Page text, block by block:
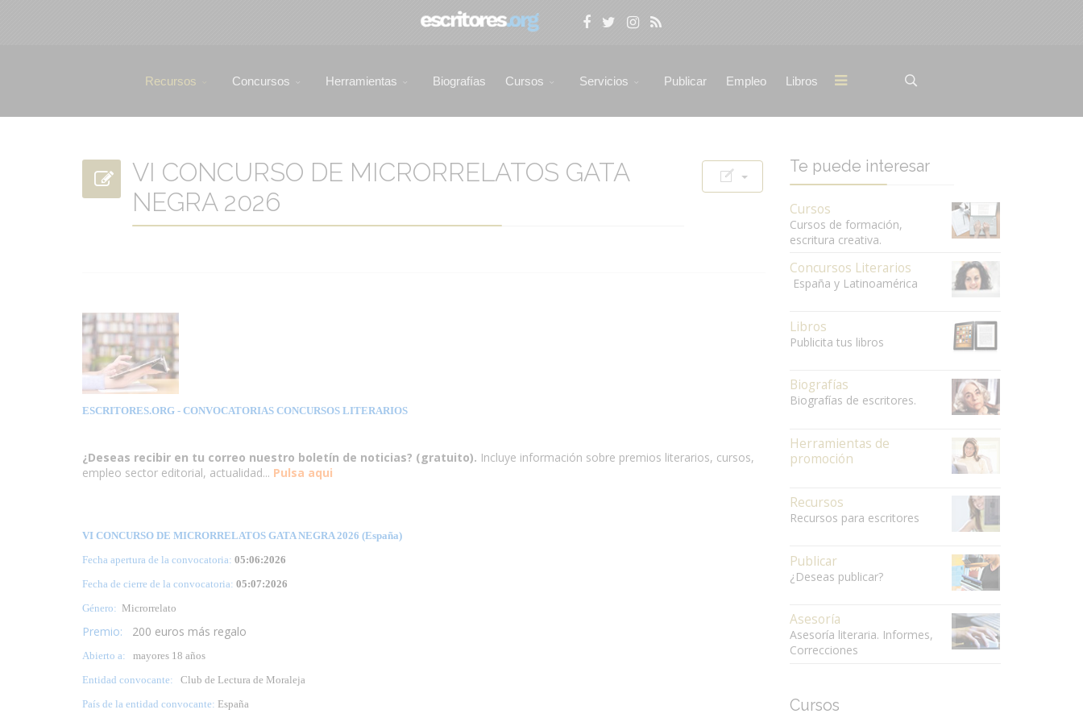
Recursos Concursos Herramientas Biografías Cursos Servicios Publicar Empleo Libros
VI CONCURSO DE MICRORRELATOS GATA
NEGRA 2026
ESCRITORES.ORG - CONVOCATORIAS CONCURSOS LITERARIOS
¿Deseas recibir en tu correo nuestro boletín de noticias? (gratuito). Incluye información sobre premios literarios, cursos,
empleo sector editorial, actualidad... Pulsa aqui
VI CONCURSO DE MICRORRELATOS GATA NEGRA 2026 (España)
Fecha apertura de la convocatoria: 05:06:2026
Fecha de cierre de la convocatoria: 05:07:2026
Género: Microrrelato
Premio: 200 euros más regalo
Abierto a:
mayores 18 años
Entidad convocante: Club de Lectura de Moraleja
País de la entidad convocante: España
Te puede interesar
Cursos
Cursos de formación,
escritura creativa.
Concursos Literarios
España y Latinoamérica
Libros
Publicita tus libros
Biografías
Biografías de escritores.
Herramientas de
promoción
Recursos
Recursos para escritores
Publicar
¿Deseas publicar?
Asesoría
Asesoría literaria. Informes,
Correcciones
Cursos